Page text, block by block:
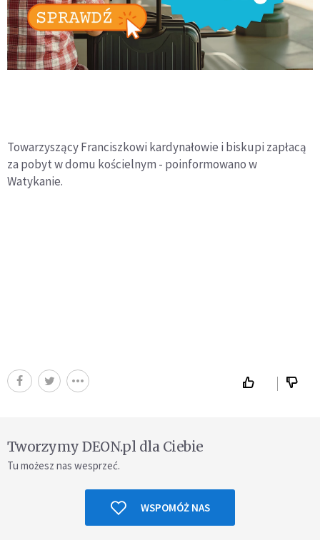
Towarzyszący Franciszkowi kardynałowie i biskupi zapłacą
za pobyt w domu kościelnym - poinformowano w
Watykanie.
Tworzymy DEON.pl dla Ciebie
Tu możesz nas wesprzeć.
WSPOMÓŻ NAS